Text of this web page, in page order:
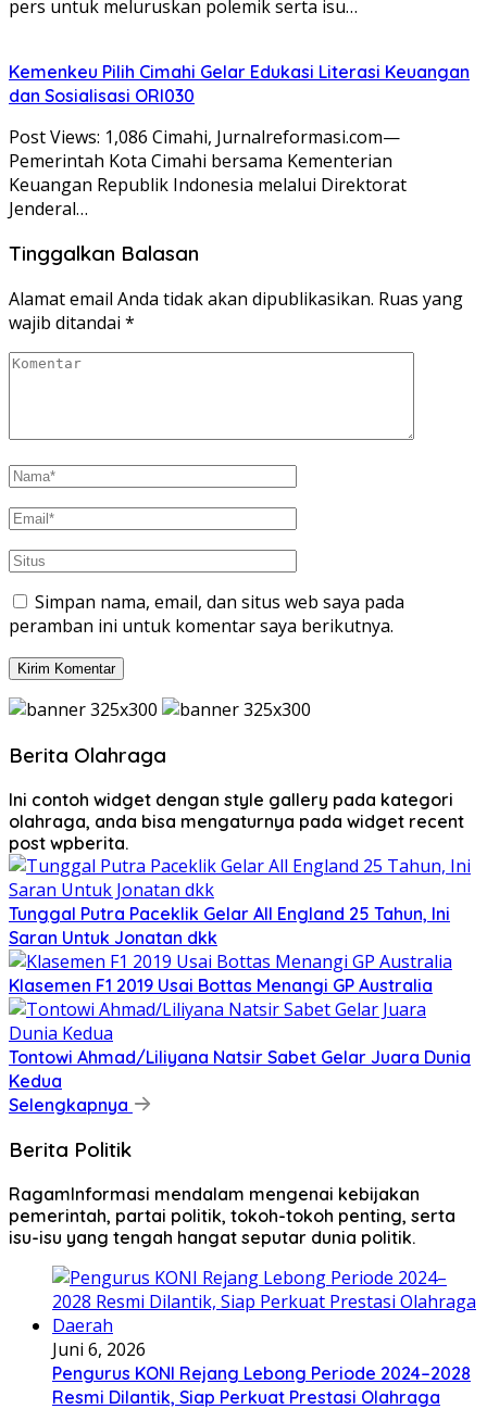
pers untuk meluruskan polemik serta isu…
Kemenkeu Pilih Cimahi Gelar Edukasi Literasi Keuangan
dan Sosialisasi ORI030
Post Views: 1,086 Cimahi, Jurnalreformasi.com—
Pemerintah Kota Cimahi bersama Kementerian
Keuangan Republik Indonesia melalui Direktorat
Jenderal…
Tinggalkan Balasan
Alamat email Anda tidak akan dipublikasikan. Ruas yang
wajib ditandai *
Simpan nama, email, dan situs web saya pada
peramban ini untuk komentar saya berikutnya.
Berita Olahraga
Ini contoh widget dengan style gallery pada kategori
olahraga, anda bisa mengaturnya pada widget recent
post wpberita.
Tunggal Putra Paceklik Gelar All England 25 Tahun, Ini
Saran Untuk Jonatan dkk
Klasemen F1 2019 Usai Bottas Menangi GP Australia
Tontowi Ahmad/Liliyana Natsir Sabet Gelar Juara Dunia
Kedua
Selengkapnya
Berita Politik
RagamInformasi mendalam mengenai kebijakan
pemerintah, partai politik, tokoh-tokoh penting, serta
isu-isu yang tengah hangat seputar dunia politik.
Juni 6, 2026
Pengurus KONI Rejang Lebong Periode 2024–2028
Resmi Dilantik, Siap Perkuat Prestasi Olahraga